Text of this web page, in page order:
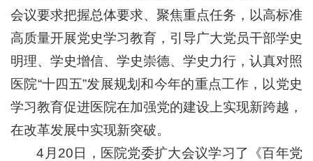
会议要求把握总体要求、聚焦重点任务，以高标准
高质量开展党史学习教育，引导广大党员干部学史
明理、学史增信、学史崇德、学史力行，认真对照
医院“十四五”发展规划和今年的重点工作，以党史
学习教育促进医院在加强党的建设上实现新跨越，
在改革发展中实现新突破。
4月20日，医院党委扩大会议学习了《百年党